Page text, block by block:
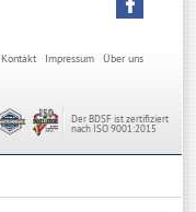
Über uns
Impressum
Kontakt
Der BDSF ist zertifiziert
nach ISO 9001:2015